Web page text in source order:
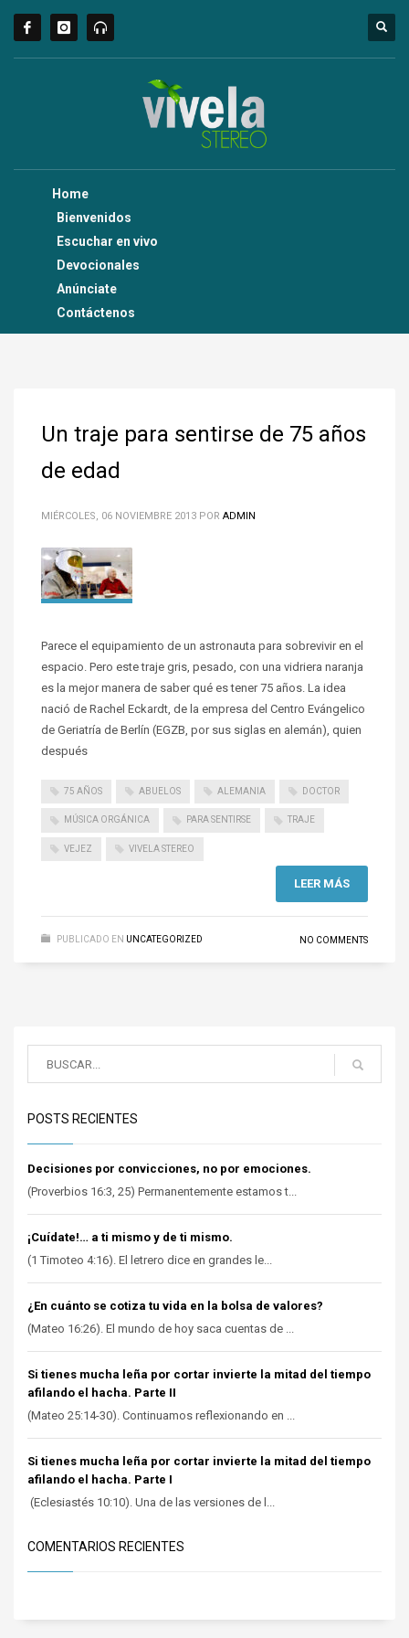
Home
Bienvenidos
Escuchar en vivo
Devocionales
Anúnciate
Contáctenos
Un traje para sentirse de 75 años
de edad
MIÉRCOLES, 06 NOVIEMBRE 2013 POR ADMIN
Parece el equipamiento de un astronauta para sobrevivir en el
espacio. Pero este traje gris, pesado, con una vidriera naranja
es la mejor manera de saber qué es tener 75 años. La idea
nació de Rachel Eckardt, de la empresa del Centro Evángelico
de Geriatría de Berlín (EGZB, por sus siglas en alemán), quien
después
75 AÑOS ABUELOS ALEMANIA DOCTOR
MÚSICA ORGÁNICA PARA SENTIRSE TRAJE
VEJEZ VIVELA STEREO
LEER MÁS
PUBLICADO EN UNCATEGORIZED NO COMMENTS
POSTS RECIENTES
Decisiones por convicciones, no por emociones.
(Proverbios 16:3, 25) Permanentemente estamos t...
¡Cuídate!… a ti mismo y de ti mismo.
(1 Timoteo 4:16). El letrero dice en grandes le...
¿En cuánto se cotiza tu vida en la bolsa de valores?
(Mateo 16:26). El mundo de hoy saca cuentas de ...
Si tienes mucha leña por cortar invierte la mitad del tiempo
afilando el hacha. Parte II
(Mateo 25:14-30). Continuamos reflexionando en ...
Si tienes mucha leña por cortar invierte la mitad del tiempo
afilando el hacha. Parte I
(Eclesiastés 10:10). Una de las versiones de l...
COMENTARIOS RECIENTES